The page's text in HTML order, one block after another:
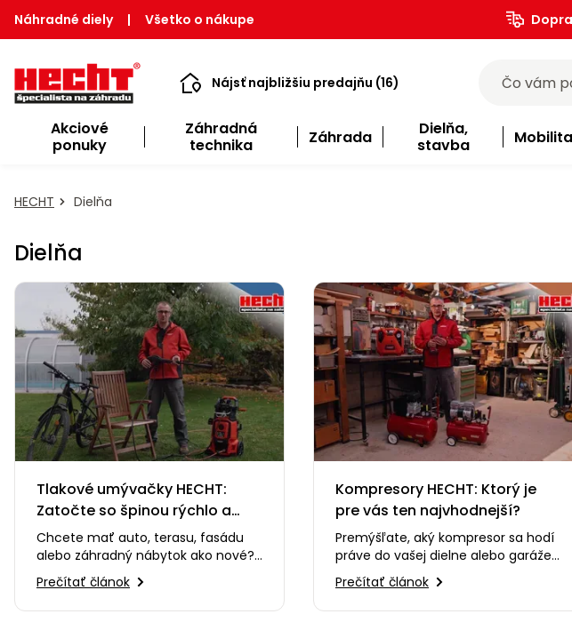
Náhradné diely | Všetko o nákupe
Nájsť najbližšiu predajňu (16)
Akciové
ponuky
Záhradná
technika
Záhrada
Dielňa,
stavba
Mobilita
HECHT Dielňa
Dielňa
Tlakové umývačky HECHT:
Zatočte so špinou rýchlo a
efektívne
Chcete mať auto, terasu, fasádu
alebo záhradný nábytok ako nové?
💦 V tomto videu vám predstavíme
tlakové umývačky …
Prečítať článok
Kompresory HECHT: Ktorý je
pre vás ten najvhodnejší?
Premýšľate, aký kompresor sa hodí
práve do vašej dielne alebo garáže?
🤔 V tomto videu vám predstavíme
sortiment…
Prečítať článok